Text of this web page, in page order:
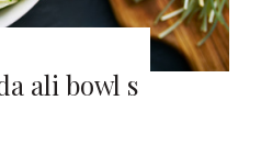
ali bowl s